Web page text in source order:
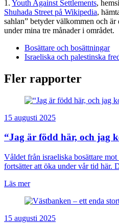
1. Youth Against Settlements,
Shuhada Street på Wikipedia,
sahlan” betyder välkommen och
under mina tre månader i området.
Bosättare och bosättningar
Israeliska och palestinska
Fler rapporter
15 augusti 2025
“Jag är född här, och jag
Våldet från israeliska bosättare
fortsätter att öka under vår tid här.
Läs mer
15 augusti 2025